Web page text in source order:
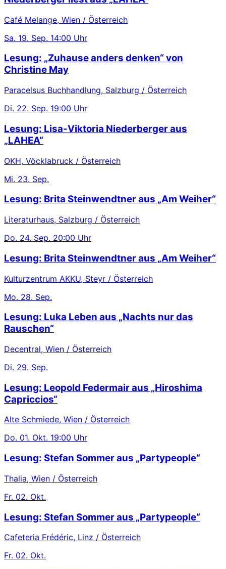
Café Melange, Wien / Österreich
Sa. 19. Sep. 14:00 Uhr
Lesung: „Zuhause anders denken“ von
Christine May
Paracelsus Buchhandlung, Salzburg / Österreich
Di. 22. Sep. 19:00 Uhr
Lesung: Lisa-Viktoria Niederberger aus
„LAHEA“
OKH, Vöcklabruck / Österreich
Mi. 23. Sep.
Lesung: Brita Steinwendtner aus „Am Weiher“
Literaturhaus, Salzburg / Österreich
Do. 24. Sep. 20:00 Uhr
Lesung: Brita Steinwendtner aus „Am Weiher“
Kulturzentrum AKKU, Steyr / Österreich
Mo. 28. Sep.
Lesung: Luka Leben aus „Nachts nur das
Rauschen“
Decentral, Wien / Österreich
Di. 29. Sep.
Lesung: Leopold Federmair aus „Hiroshima
Capriccios“
Alte Schmiede, Wien / Österreich
Do. 01. Okt. 19:00 Uhr
Lesung: Stefan Sommer aus „Partypeople“
Thalia, Wien / Österreich
Fr. 02. Okt.
Lesung: Stefan Sommer aus „Partypeople“
Cafeteria Frédéric, Linz / Österreich
Fr. 02. Okt.